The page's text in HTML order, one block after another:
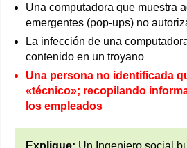
Una computadora que muestra
emergentes (pop-ups) no
La infección de una
contenido en un troyano
Una persona no identificada
«técnico»; recopilando
los empleados